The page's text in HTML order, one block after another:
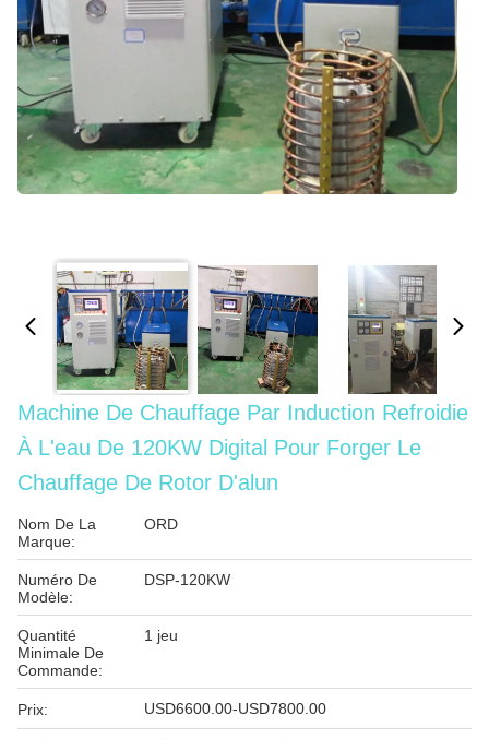
Machine De Chauffage Par Induction Refroidie
À L'eau De 120KW Digital Pour Forger Le
Chauffage De Rotor D'alun
Nom De La
Marque:
ORD
Numéro De
Modèle:
DSP-120KW
Quantité
Minimale De
Commande:
1 jeu
Prix: USD6600.00-USD7800.00